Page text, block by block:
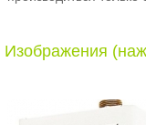
Изображения